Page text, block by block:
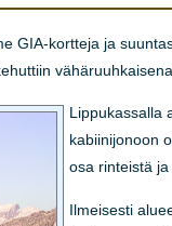
GIA-kortteja ja
Lippukassalla
kabiinijonoon
osa rinteistä ja
Ilmeisesti